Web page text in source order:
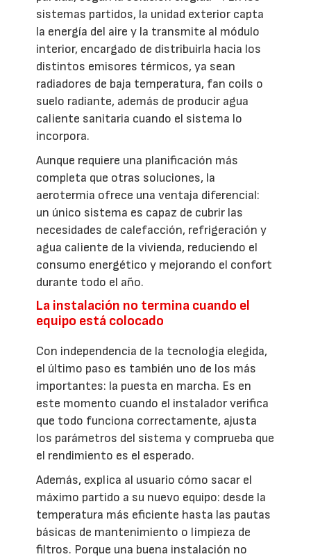
sistemas partidos, la unidad exterior capta
la energía del aire y la transmite al módulo
interior, encargado de distribuirla hacia los
distintos emisores térmicos, ya sean
radiadores de baja temperatura, fan coils o
suelo radiante, además de producir agua
caliente sanitaria cuando el sistema lo
incorpora.
Aunque requiere una planificación más
completa que otras soluciones, la
aerotermia ofrece una ventaja diferencial:
un único sistema es capaz de cubrir las
necesidades de calefacción, refrigeración y
agua caliente de la vivienda, reduciendo el
consumo energético y mejorando el confort
durante todo el año.
La instalación no termina cuando el
equipo está colocado
Con independencia de la tecnología elegida,
el último paso es también uno de los más
importantes: la puesta en marcha. Es en
este momento cuando el instalador verifica
que todo funciona correctamente, ajusta
los parámetros del sistema y comprueba que
el rendimiento es el esperado.
Además, explica al usuario cómo sacar el
máximo partido a su nuevo equipo: desde la
temperatura más eficiente hasta las pautas
básicas de mantenimiento o limpieza de
filtros. Porque una buena instalación no